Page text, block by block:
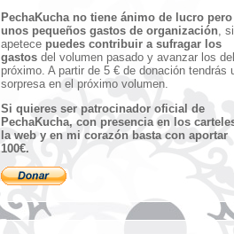
PechaKucha no tiene ánimo de lucro
unos pequeños gastos de organización ,
apetece puedes contribuir a sufragar los
gastos del volumen pasado y avanzar los del
próximo. A partir de 5 € de donación tendrás
sorpresa en el próximo volumen.
Si quieres ser patrocinador oficial de
PechaKucha, con presencia en los
la web y en mi corazón basta con aportar
100€.